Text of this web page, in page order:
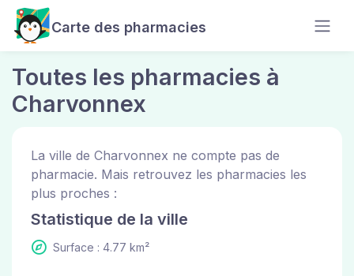
Carte des pharmacies
Toutes les pharmacies à
Charvonnex
La ville de Charvonnex ne compte pas de
pharmacie. Mais retrouvez les pharmacies les
plus proches :
Statistique de la ville
Surface : 4.77 km²